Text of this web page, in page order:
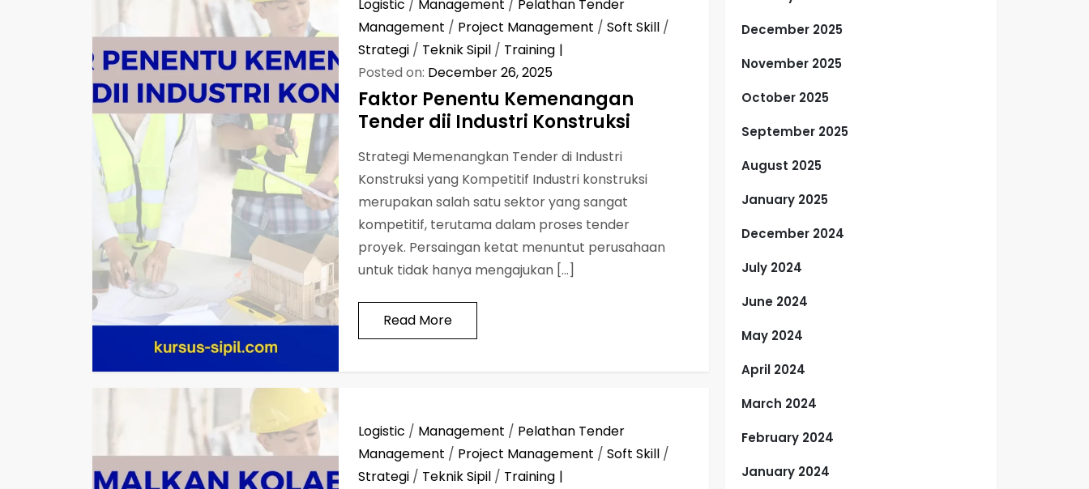
Logistic / Management / Pelathan Tender
Management / Project Management /Soft Skill /
Strategi / Teknik Sipil / Training
Posted on: December 26, 2025
Faktor Penentu Kemenangan
Tender dii Industri Konstruksi
Strategi Memenangkan Tender di Industri
Konstruksi yang Kompetitif Industri konstruksi
merupakan salah satu sektor yang sangat
kompetitif, terutama dalam proses tender
proyek. Persaingan ketat menuntut perusahaan
untuk tidak hanya mengajukan […]
Read More
Logistic / Management / Pelathan Tender
Management / Project Management /Soft Skill /
Strategi / Teknik Sipil / Training
December 2025
November 2025
October 2025
September 2025
August 2025
January 2025
December 2024
July 2024
June 2024
May 2024
April 2024
March 2024
February 2024
January 2024